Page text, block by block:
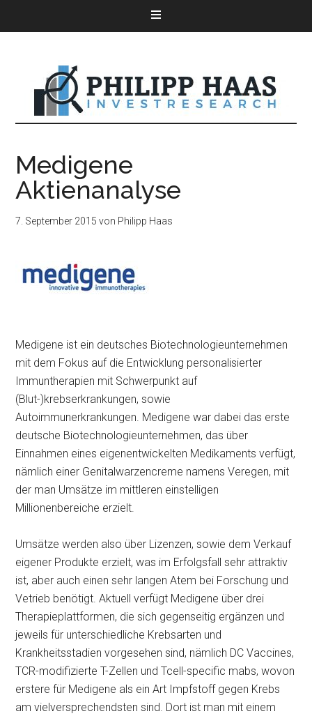
Medigene
Aktienanalyse
7. September 2015 von Philipp Haas
Medigene ist ein deutsches Biotechnologieunternehmen
mit dem Fokus auf die Entwicklung personalisierter
Immuntherapien mit Schwerpunkt auf
(Blut-)krebserkrankungen, sowie
Autoimmunerkrankungen. Medigene war dabei das erste
deutsche Biotechnologieunternehmen, das über
Einnahmen eines eigenentwickelten Medikaments verfügt,
nämlich einer Genitalwarzencreme namens Veregen, mit
der man Umsätze im mittleren einstelligen
Millionenbereiche erzielt.
Umsätze werden also über Lizenzen, sowie dem Verkauf
eigener Produkte erzielt, was im Erfolgsfall sehr attraktiv
ist, aber auch einen sehr langen Atem bei Forschung und
Vetrieb benötigt. Aktuell verfügt Medigene über drei
Therapieplattformen, die sich gegenseitig ergänzen und
jeweils für unterschiedliche Krebsarten und
Krankheitsstadien vorgesehen sind, nämlich DC Vaccines,
TCR-modifizierte T-Zellen und Tcell-specific mabs, wovon
erstere für Medigene als ein Art Impfstoff gegen Krebs
am vielversprechendsten sind. Dort ist man mit einem